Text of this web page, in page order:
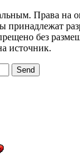
Права на
без
источник.
Send